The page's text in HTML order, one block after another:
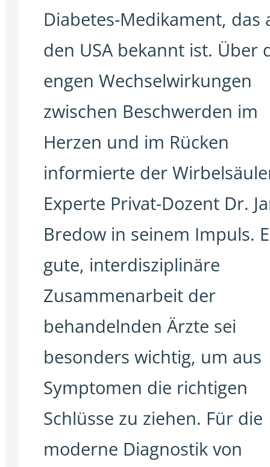
Diabetes-Medikament, das
den USA bekannt ist. Über
engen Wechselwirkungen
zwischen Beschwerden im
Herzen und im Rücken
informierte der
Experte Privat-Dozent Dr.
Bredow in seinem Impuls.
gute, interdisziplinäre
Zusammenarbeit der
behandelnden Ärzte sei
besonders wichtig, um aus
Symptomen die richtigen
Schlüsse zu ziehen. Für die
moderne Diagnostik von